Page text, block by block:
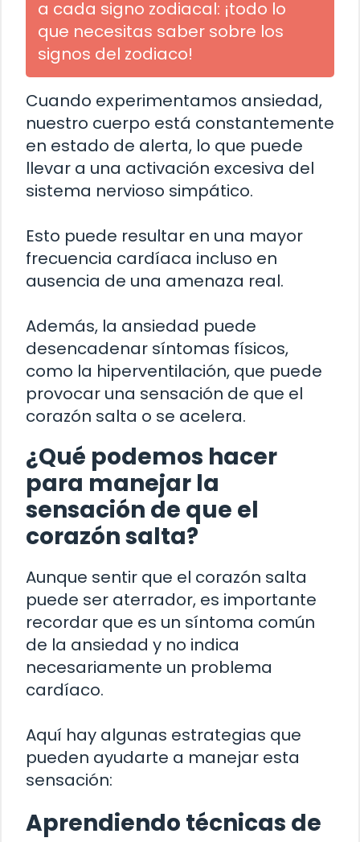
a cada signo zodiacal: ¡todo lo
que necesitas saber sobre los
signos del zodiaco!
Cuando experimentamos ansiedad,
nuestro cuerpo está constantemente
en estado de alerta, lo que puede
llevar a una activación excesiva del
sistema nervioso simpático.
Esto puede resultar en una mayor
frecuencia cardíaca incluso en
ausencia de una amenaza real.
Además, la ansiedad puede
desencadenar síntomas físicos,
como la hiperventilación, que puede
provocar una sensación de que el
corazón salta o se acelera.
¿Qué podemos hacer
para manejar la
sensación de que el
corazón salta?
Aunque sentir que el corazón salta
puede ser aterrador, es importante
recordar que es un síntoma común
de la ansiedad y no indica
necesariamente un problema
cardíaco.
Aquí hay algunas estrategias que
pueden ayudarte a manejar esta
sensación:
Aprendiendo técnicas de